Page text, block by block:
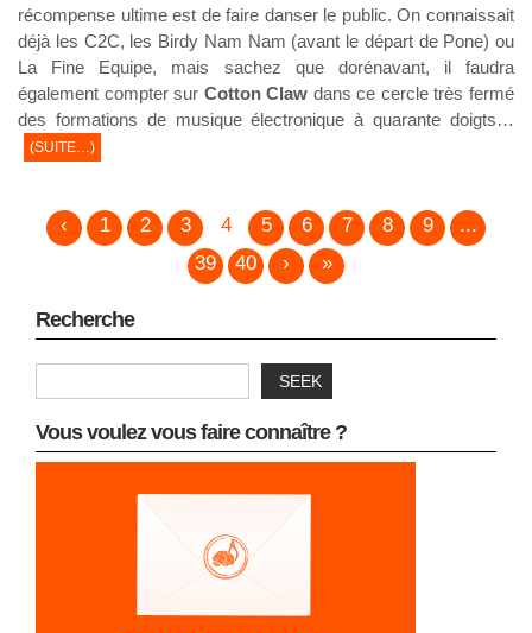
récompense ultime est de faire danser le public. On connaissait
déjà les C2C, les Birdy Nam Nam (avant le départ de Pone) ou
La Fine Equipe, mais sachez que dorénavant, il faudra
également compter sur Cotton Claw dans ce cercle très fermé
des formations de musique électronique à quarante doigts…
(SUITE…)
‹ 1 2 3 4 5 6 7 8 9
...
39
40 › »
Recherche
SEEK
Vous voulez vous faire connaître ?